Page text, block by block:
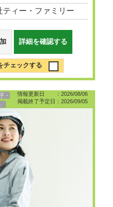
ティー・ファミリー
詳細を確認する
チェックする
情報更新日 ：2026/08/06
掲載終了予定日：2026/09/05
・